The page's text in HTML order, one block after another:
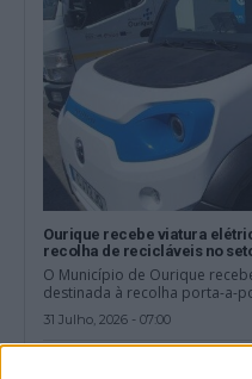
Ourique recebe viatura
recolha de recicláveis no
O Município de Ourique
destinada à recolha porta-a-
31 Julho, 2026 - 07:00